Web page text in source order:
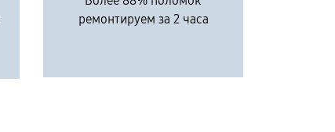
ремонтируем за 2 часа